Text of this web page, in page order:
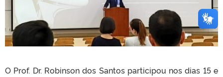
O Prof. Dr. Robinson dos Santos participou nos dias 15 e